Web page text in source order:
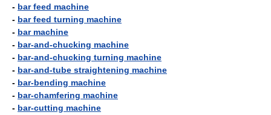
- bar feed machine
- bar feed turning machine
- bar machine
- bar-and-chucking machine
- bar-and-chucking turning machine
- bar-and-tube straightening machine
- bar-bending machine
- bar-chamfering machine
- bar-cutting machine